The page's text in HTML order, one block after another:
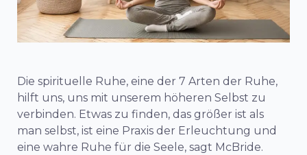
Die spirituelle Ruhe, eine der 7 Arten der Ruhe,
hilft uns, uns mit unserem höheren Selbst zu
verbinden. Etwas zu finden, das größer ist als
man selbst, ist eine Praxis der Erleuchtung und
eine wahre Ruhe für die Seele, sagt McBride.